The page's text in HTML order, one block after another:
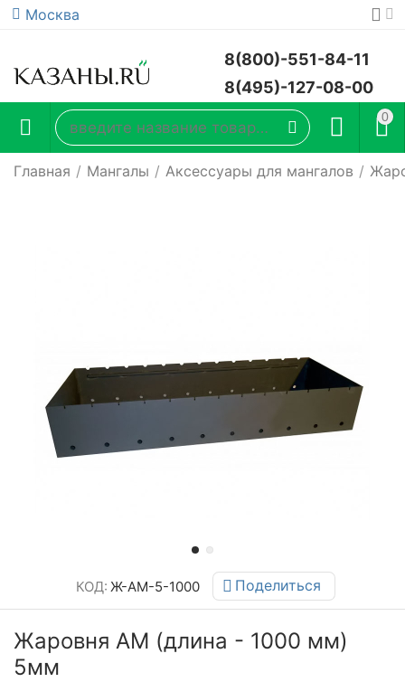
Москва
8(800)-551-84-11
8(495)-127-08-00
0
Главная / Мангалы / Аксессуары для мангалов /
КОД: Ж-АМ-5-1000 Поделиться
Жаровня АМ (длина - 1000 мм)
5мм